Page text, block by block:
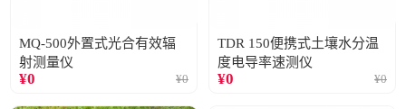
MQ-500外置式光合有效辐
射测量仪
¥0 ¥0
TDR 150便携式土壤水分温
度电导率速测仪
¥0 ¥0